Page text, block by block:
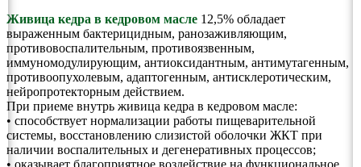
Живица кедра в кедровом масле 12,5% обладает
выраженным бактерицидным, ранозаживляющим,
противовоспалительным, противоязвенным,
иммуномодулирующим, антиоксидантным, антимутагенным,
противоопухолевым, адаптогенным, антисклеротическим,
нейропротекторным действием.
При приеме внутрь живица кедра в кедровом масле:
• способствует нормализации работы пищеварительной
системы, восстановлению слизистой оболочки ЖКТ при
наличии воспалительных и дегенеративных процессов;
• оказывает благоприятное воздействие на функциональное